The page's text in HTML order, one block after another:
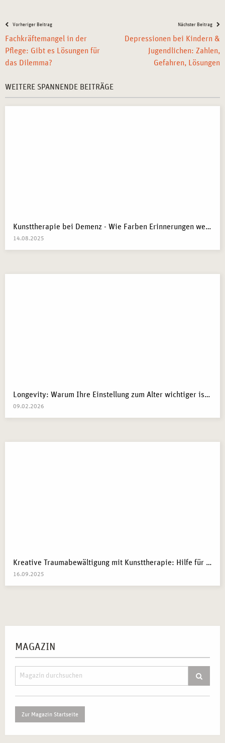
Vorheriger Beitrag
Fachkräftemangel in der
Pflege: Gibt es Lösungen für
das Dilemma?
Nächster Beitrag
Depressionen bei Kindern &
Jugendlichen: Zahlen,
Gefahren, Lösungen
WEITERE SPANNENDE BEITRÄGE
Kunsttherapie bei Demenz - Wie Farben Erinnerungen wecken
14.08.2025
Longevity: Warum Ihre Einstellung zum Alter wichtiger ist als Ihre Gene
09.02.2026
Kreative Traumabewältigung mit Kunsttherapie: Hilfe für Kriegsflüchtlinge
16.09.2025
MAGAZIN
Zur Magazin Startseite